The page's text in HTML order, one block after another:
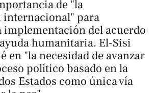
de "la
internacional" para
implementación del acuerdo
humanitaria. El-Sisi
en "la necesidad de avanzar
político basado en la
Estados como única vía